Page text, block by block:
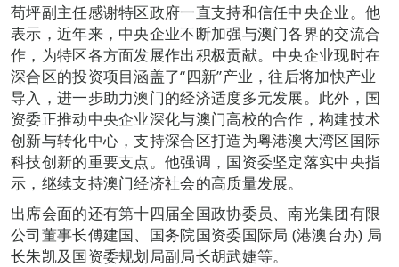
苟坪副主任感谢特区政府一直支持和信任中央企业。他
表示，近年来，中央企业不断加强与澳门各界的交流合
作，为特区各方面发展作出积极贡献。中央企业现时在
深合区的投资项目涵盖了“四新”产业，往后将加快产业
导入，进一步助力澳门的经济适度多元发展。此外，国
资委正推动中央企业深化与澳门高校的合作，构建技术
创新与转化中心，支持深合区打造为粤港澳大湾区国际
科技创新的重要支点。他强调，国资委坚定落实中央指
示，继续支持澳门经济社会的高质量发展。
出席会面的还有第十四届全国政协委员、南光集团有限
公司董事长傅建国、国务院国资委国际局 (港澳台办) 局
长朱凯及国资委规划局副局长胡武婕等。